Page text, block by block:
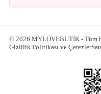
© 2026 MYLOVEBUTİK - Tüm
Gizlilik Politikası ve Çerezler